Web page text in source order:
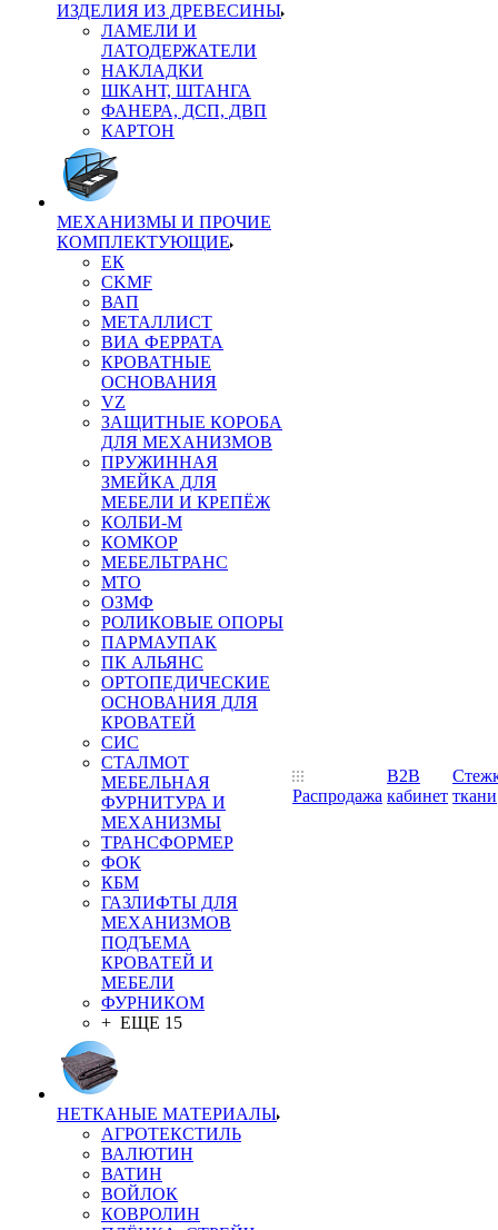
ИЗДЕЛИЯ ИЗ ДРЕВЕСИНЫ
ЛАМЕЛИ И
ЛАТОДЕРЖАТЕЛИ
НАКЛАДКИ
ШКАНТ, ШТАНГА
ФАНЕРА, ДСП, ДВП
КАРТОН
МЕХАНИЗМЫ И ПРОЧИЕ
КОМПЛЕКТУЮЩИЕ
ЕК
CKMF
ВАП
МЕТАЛЛИСТ
ВИА ФЕРРАТА
КРОВАТНЫЕ
ОСНОВАНИЯ
VZ
ЗАЩИТНЫЕ КОРОБА
ДЛЯ МЕХАНИЗМОВ
ПРУЖИННАЯ
ЗМЕЙКА ДЛЯ
МЕБЕЛИ И КРЕПЁЖ
КОЛБИ-М
КОМКОР
МЕБЕЛЬТРАНС
MTO
ОЗМФ
РОЛИКОВЫЕ ОПОРЫ
ПАРМАУПАК
ПК АЛЬЯНС
ОРТОПЕДИЧЕСКИЕ
ОСНОВАНИЯ ДЛЯ
КРОВАТЕЙ
СИС
СТАЛМОТ
МЕБЕЛЬНАЯ
ФУРНИТУРА И
МЕХАНИЗМЫ
ТРАНСФОРМЕР
ФОК
КБМ
ГАЗЛИФТЫ ДЛЯ
МЕХАНИЗМОВ
ПОДЪЕМА
КРОВАТЕЙ И
МЕБЕЛИ
ФУРНИКОМ
+ ЕЩЕ 15
НЕТКАНЫЕ МАТЕРИАЛЫ
АГРОТЕКСТИЛЬ
ВАЛЮТИН
ВАТИН
ВОЙЛОК
КОВРОЛИН
Распродажа
B2B
кабинет ткани